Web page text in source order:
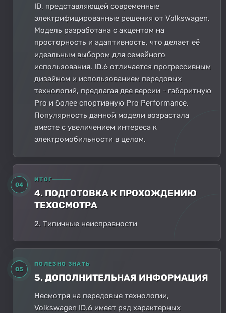
ID, представляющей современные
электрифицированные решения от Volkswagen.
Модель разработана с акцентом на
просторность и адаптивность, что делает её
идеальным выбором для семейного
использования. ID.6 отличается прогрессивным
дизайном и использованием передовых
технологий, предлагая две версии - габаритную
Pro и более спортивную Pro Performance.
Популярность данной модели возрастала
вместе с увеличением интереса к
электромобильности в целом.
04
ИТОГ
4. ПОДГОТОВКА К ПРОХОЖДЕНИЮ
ТЕХОСМОТРА
2. Типичные неисправности
05
ПОЛЕЗНО ЗНАТЬ
5. ДОПОЛНИТЕЛЬНАЯ ИНФОРМАЦИЯ
Несмотря на передовые технологии,
Volkswagen ID.6 имеет ряд характерных